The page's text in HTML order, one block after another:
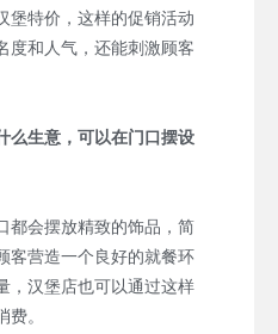
堡特价，这样的促销活动
度和人气，还能刺激顾客
么生意，可以在门口摆设
会摆放精致的饰品，简
客营造一个良好的就餐环
，汉堡店也可以通过这样
。